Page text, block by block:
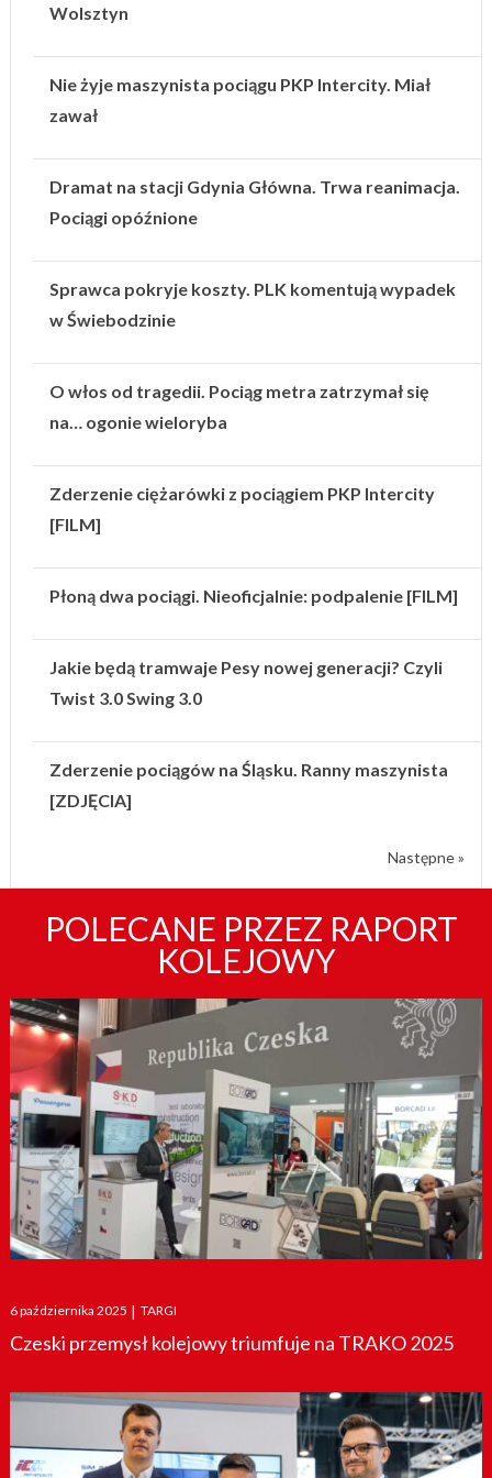
Wolsztyn
Nie żyje maszynista pociągu PKP Intercity. Miał
zawał
Dramat na stacji Gdynia Główna. Trwa reanimacja.
Pociągi opóźnione
Sprawca pokryje koszty. PLK komentują wypadek
w Świebodzinie
O włos od tragedii. Pociąg metra zatrzymał się
na… ogonie wieloryba
Zderzenie ciężarówki z pociągiem PKP Intercity
[FILM]
Płoną dwa pociągi. Nieoficjalnie: podpalenie [FILM]
Jakie będą tramwaje Pesy nowej generacji? Czyli
Twist 3.0 Swing 3.0
Zderzenie pociągów na Śląsku. Ranny maszynista
[ZDJĘCIA]
Następne »
POLECANE PRZEZ RAPORT
KOLEJOWY
Posted
on
6 października 2025 TARGI
Czeski przemysł kolejowy triumfuje na TRAKO 2025